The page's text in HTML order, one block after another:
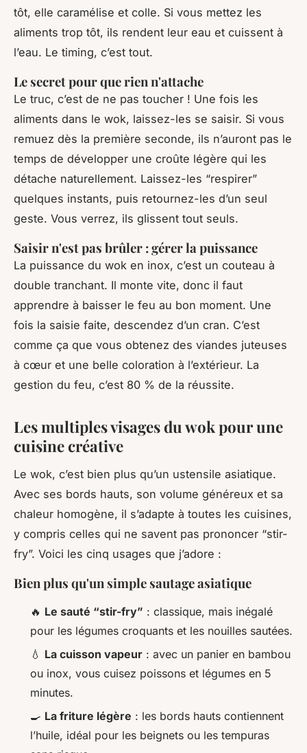
tôt, elle caramélise et colle. Si vous mettez les
aliments trop tôt, ils rendent leur eau et cuissent à
l’eau. Le timing, c’est tout.
Le secret pour que rien n'attache
Le truc, c’est de ne pas toucher ! Une fois les
aliments dans le wok, laissez-les se saisir. Si vous
remuez dès la première seconde, ils n’auront pas le
temps de développer une croûte légère qui les
détache naturellement. Laissez-les “respirer”
quelques instants, puis retournez-les d’un seul
geste. Vous verrez, ils glissent tout seuls.
Saisir n'est pas brûler : gérer la puissance
La puissance du wok en inox, c’est un couteau à
double tranchant. Il monte vite, donc il faut
apprendre à baisser le feu au bon moment. Une
fois la saisie faite, descendez d’un cran. C’est
comme ça que vous obtenez des viandes juteuses
à cœur et une belle coloration à l’extérieur. La
gestion du feu, c’est 80 % de la réussite.
Les multiples visages du wok pour une
cuisine créative
Le wok, c’est bien plus qu’un ustensile asiatique.
Avec ses bords hauts, son volume généreux et sa
chaleur homogène, il s’adapte à toutes les cuisines,
y compris celles qui ne savent pas prononcer “stir-
fry”. Voici les cinq usages que j’adore :
Bien plus qu'un simple sautage asiatique
🔥 Le sauté “stir-fry” : classique, mais inégalé
pour les légumes croquants et les nouilles sautées.
💧 La cuisson vapeur : avec un panier en bambou
ou inox, vous cuisez poissons et légumes en 5
minutes.
🍳 La friture légère : les bords hauts contiennent
l’huile, idéal pour les beignets ou les tempuras